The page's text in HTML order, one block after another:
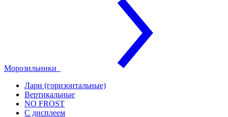
Морозильники
Лари (горизонтальные)
Вертикальные
NO FROST
С дисплеем